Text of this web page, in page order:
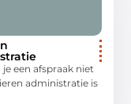
een afspraak niet
administratie is